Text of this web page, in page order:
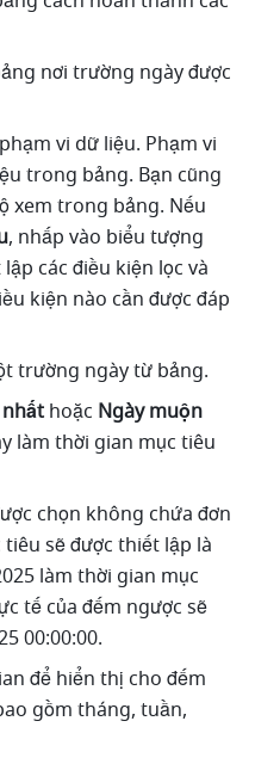
nơi trường ngày được
vi dữ liệu. Phạm vi
trong bảng. Bạn cũng
xem trong bảng. Nếu
các điều kiện lọc và
kiện nào cần được đáp
trường ngày từ bảng.
hoặc Ngày muộn
làm thời gian mục tiêu
chọn không chứa đơn
sẽ được thiết lập là
làm thời gian mục
tế của đếm ngược sẽ
00:00:00.
để hiển thị cho đếm
gồm tháng, tuần,